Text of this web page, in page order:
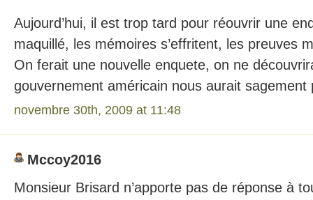
Aujourd’hui, il est trop tard pour réouvrir une
maquillé, les mémoires s’effritent, les preuves
On ferait une nouvelle enquete, on ne
gouvernement américain nous aurait sagement
novembre 30th, 2009 at 11:48
Mccoy2016
Monsieur Brisard n’apporte pas de réponse à